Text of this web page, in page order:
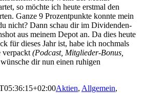
so möchte ich heute erstmal den
Ganze 9 Prozentpunkte konnte mein
nicht? Dann schau dir im Dividenden-
aus meinem Depot an. Da dies heute
für dieses Jahr ist, habe ich nochmals
verpackt (Podcast, Mitglieder-Bonus,
dir nun einen ruhigen
Aktien, Allgemein,